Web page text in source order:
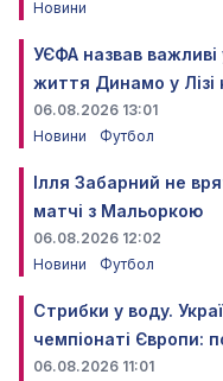
Новини
УЄФА назвав
життя Динамо у Лізі
06.08.2026 13:01
Новини
Футбол
Ілля Забарний не
матчі з Мальоркою
06.08.2026 12:02
Новини
Футбол
Стрибки у воду.
чемпіонаті Європи:
06.08.2026 11:01